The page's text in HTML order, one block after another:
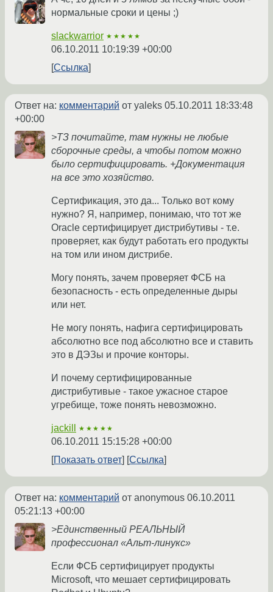
нормальные сроки и цены ;)
slackwarrior ★★★★★
06.10.2011 10:19:39 +00:00
Ссылка
Ответ на: комментарий от yaleks 05.10.2011 18:33:48
+00:00
>ТЗ почитайте, там нужны не любые
сборочные среды, а чтобы потом можно
было сертифицировать. +Документация
на все это хозяйство.
Сертификация, это да... Только вот кому
нужно? Я, например, понимаю, что тот же
Oracle сертифицирует дистрибутивы - т.е.
проверяет, как будут работать его продукты
на том или ином дистрибе.
Могу понять, зачем проверяет ФСБ на
безопасность - есть определенные дыры
или нет.
Не могу понять, нафига сертифицировать
абсолютно все под абсолютно все и ставить
это в ДЭЗы и прочие конторы.
И почему сертифицированные
дистрибутивые - такое ужасное старое
угребище, тоже понять невозможно.
jackill ★★★★★
06.10.2011 15:15:28 +00:00
Показать ответ
Ссылка
Ответ на: комментарий от anonymous 06.10.2011
05:21:13 +00:00
>Единственный РЕАЛЬНЫЙ
профессионал «Альт-линукс»
Если ФСБ сертифицирует продукты
Microsoft, что мешает сертифицировать